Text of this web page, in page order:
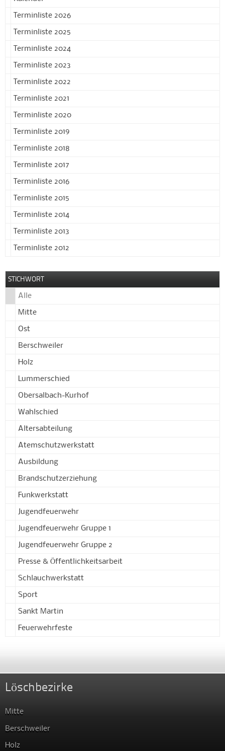
Terminliste 2026
Terminliste 2025
Terminliste 2024
Terminliste 2023
Terminliste 2022
Terminliste 2021
Terminliste 2020
Terminliste 2019
Terminliste 2018
Terminliste 2017
Terminliste 2016
Terminliste 2015
Terminliste 2014
Terminliste 2013
Terminliste 2012
STICHWORT
Alle
Mitte
Ost
Berschweiler
Holz
Lummerschied
Obersalbach-Kurhof
Wahlschied
Altersabteilung
Atemschutzwerkstatt
Ausbildung
Brandschutzerziehung
Funkwerkstatt
Jugendfeuerwehr
Jugendfeuerwehr Gruppe 1
Jugendfeuerwehr Gruppe 2
Presse & Öffentlichkeitsarbeit
Schlauchwerkstatt
Sport
Sankt Martin
Feuerwehrfeste
Löschbezirke
Mitte
Berschweiler
Holz